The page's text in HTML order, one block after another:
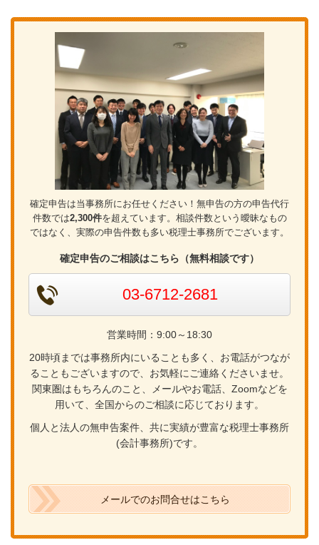
確定申告は当事務所にお任せください！無申告の方の申告代行
件数では2,300件を超えています。相談件数という曖昧なもの
ではなく、実際の申告件数も多い税理士事務所でございます。
確定申告のご相談はこちら（無料相談です）
03-6712-2681
営業時間：9:00～18:30
20時頃までは事務所内にいることも多く、お電話がつなが
ることもございますので、お気軽にご連絡くださいませ。
関東圏はもちろんのこと、メールやお電話、Zoomなどを
用いて、全国からのご相談に応じております。
個人と法人の無申告案件、共に実績が豊富な税理士事務所
(会計事務所)です。
メールでのお問合せはこちら